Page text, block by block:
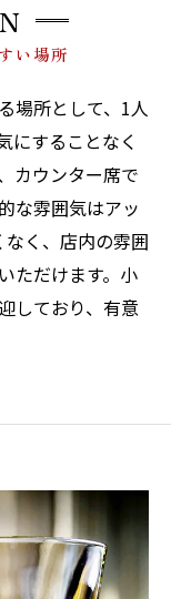
い場所
場所として、1人
にすることなく
カウンター席で
な雰囲気はアッ
なく、店内の雰囲
ただけます。小
しており、有意